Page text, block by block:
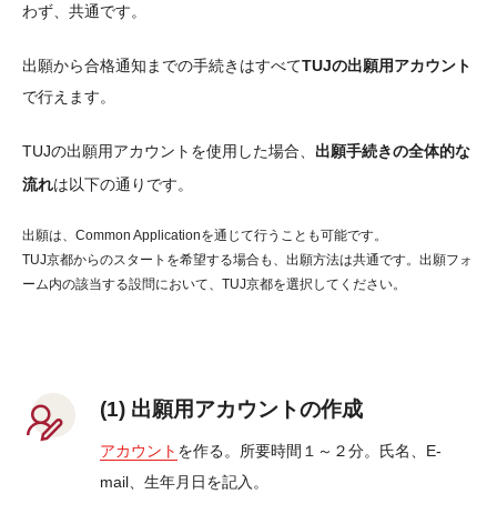
わず、共通です。
出願から合格通知までの手続きはすべてTUJの出願用アカウント
で行えます。
TUJの出願用アカウントを使用した場合、 出願手続きの全体的な
流れは以下の通りです。
出願は、Common Applicationを通じて行うことも可能です。
TUJ京都からのスタートを希望する場合も、出願方法は共通です。出願フォ
ーム内の該当する設問において、TUJ京都を選択してください。
(1) 出願用アカウントの作成
アカウント を作る。所要時間１～２分。氏名、E-
mail、生年月日を記入。